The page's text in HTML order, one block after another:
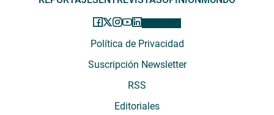
Política de Privacidad
Suscripción Newsletter
RSS
Editoriales